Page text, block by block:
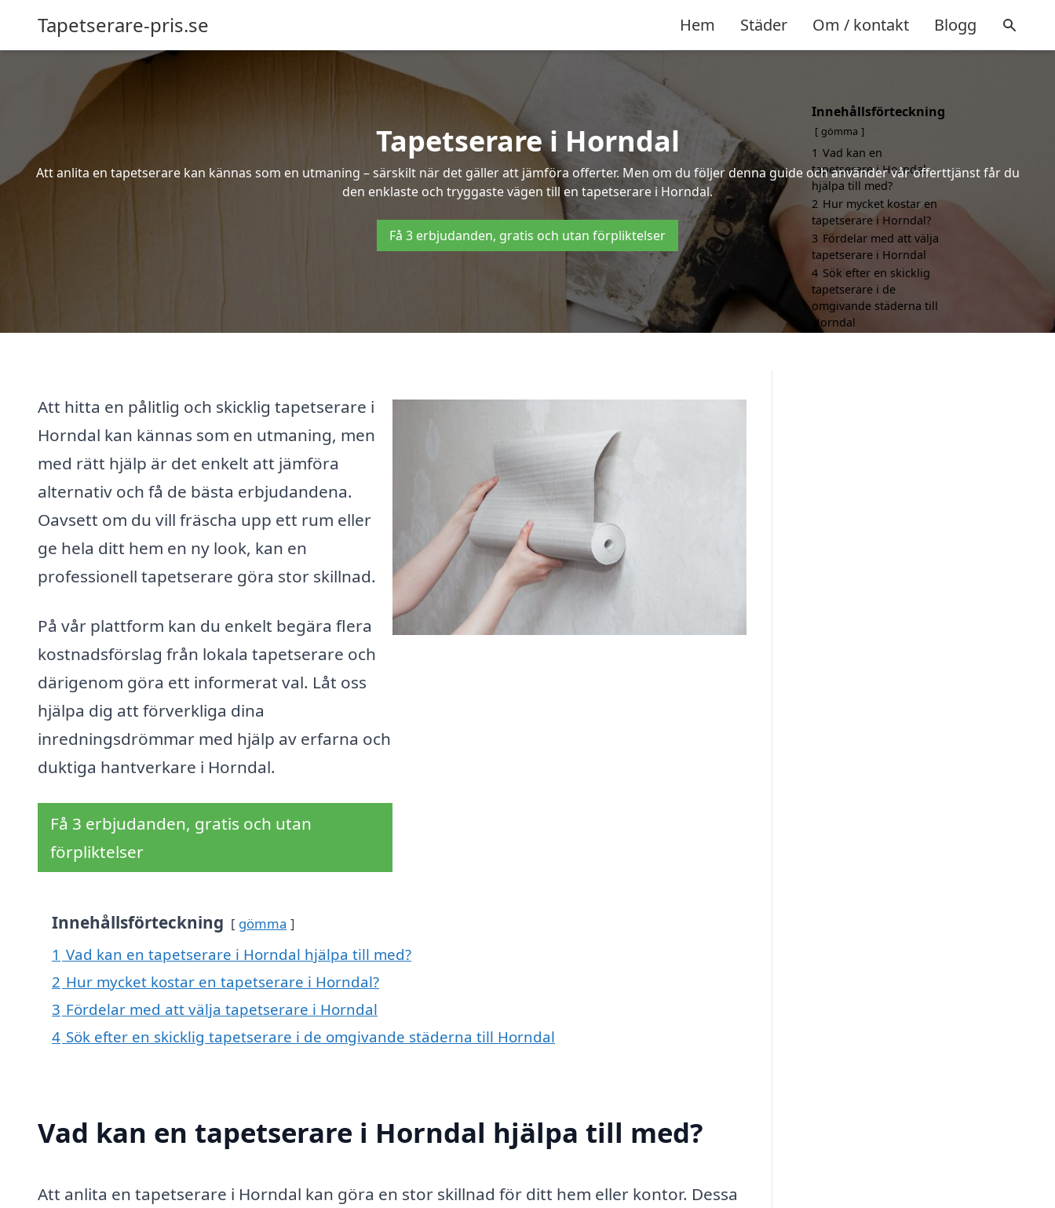
Tapetserare-pris.se Hem Städer Om / kontakt Blogg
Tapetserare i Horndal
Att anlita en tapetserare kan kännas som en utmaning – särskilt när det gäller att jämföra offerter. Men om du följer denna guide och använder vår offerttjänst får du
den enklaste och tryggaste vägen till en tapetserare i Horndal.
Få 3 erbjudanden, gratis och utan förpliktelser
Att hitta en pålitlig och skicklig tapetserare i
Horndal kan kännas som en utmaning, men
med rätt hjälp är det enkelt att jämföra
alternativ och få de bästa erbjudandena.
Oavsett om du vill fräscha upp ett rum eller
ge hela ditt hem en ny look, kan en
professionell tapetserare göra stor skillnad.
På vår plattform kan du enkelt begära flera
kostnadsförslag från lokala tapetserare och
därigenom göra ett informerat val. Låt oss
hjälpa dig att förverkliga dina
inredningsdrömmar med hjälp av erfarna och
duktiga hantverkare i Horndal.
Få 3 erbjudanden, gratis och utan
förpliktelser
Innehållsförteckning gömma
1 Vad kan en tapetserare i Horndal hjälpa till med?
2 Hur mycket kostar en tapetserare i Horndal?
3 Fördelar med att välja tapetserare i Horndal
4 Sök efter en skicklig tapetserare i de omgivande städerna till Horndal
Vad kan en tapetserare i Horndal hjälpa till med?
Att anlita en tapetserare i Horndal kan göra en stor skillnad för ditt hem eller kontor. Dessa
Innehållsförteckning
gömma
1 Vad kan en
tapetserare i Horndal
hjälpa till med?
2 Hur mycket kostar en
tapetserare i Horndal?
3 Fördelar med att välja
tapetserare i Horndal
4 Sök efter en skicklig
tapetserare i de
omgivande städerna till
Horndal